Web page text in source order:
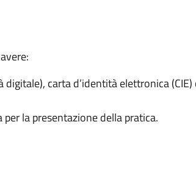
carta d’identità elettronica
la presentazione della pratica.